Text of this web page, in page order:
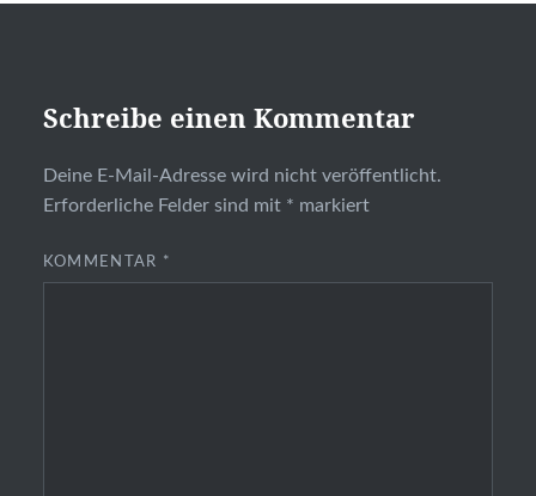
Schreibe einen Kommentar
Deine E-Mail-Adresse wird nicht veröffentlicht.
Erforderliche Felder sind mit * markiert
KOMMENTAR *